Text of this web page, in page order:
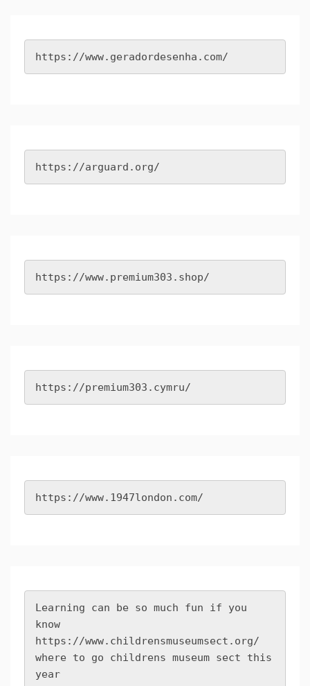
https://www.geradordesenha.com/
https://arguard.org/
https://www.premium303.shop/
https://premium303.cymru/
https://www.1947london.com/
Learning can be so much fun if you
https://www.childrensmuseumsect.org/
where to go childrens museum sect this
year